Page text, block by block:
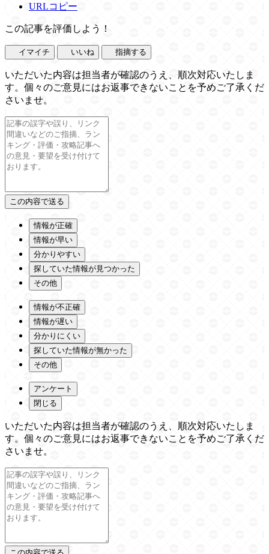
URLコピー
この記事を評価しよう！
イマイチ いいね 指摘する
いただいた内容は担当者が確認のうえ、順次対応いたしま
す。個々のご意見にはお返事できないことを予めご了承くだ
さいませ。
情報が正確
情報が早い
分かりやすい
探していた情報が見つかった
その他
情報が不正確
情報が遅い
分かりにくい
探していた情報が無かった
その他
アンケート
閉じる
いただいた内容は担当者が確認のうえ、順次対応いたしま
す。個々のご意見にはお返事できないことを予めご了承くだ
さいませ。